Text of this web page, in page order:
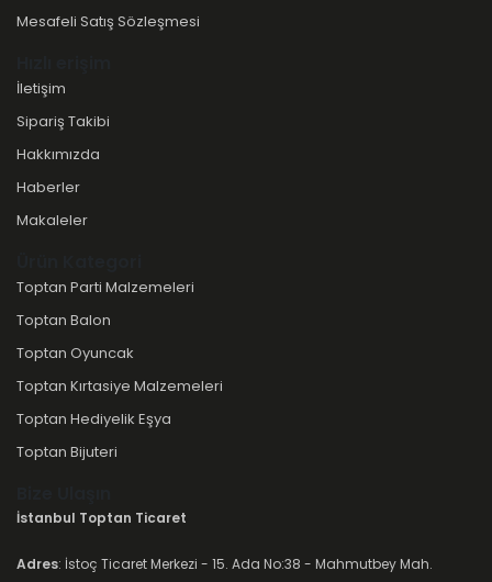
Mesafeli Satış Sözleşmesi
İletişim
Sipariş Takibi
Hakkımızda
Haberler
Makaleler
Toptan Parti Malzemeleri
Toptan Balon
Toptan Oyuncak
Toptan Kırtasiye Malzemeleri
Toptan Hediyelik Eşya
Toptan Bijuteri
İstanbul Toptan Ticaret
Adres: İstoç Ticaret Merkezi - 15. Ada No:38 - Mahmutbey Mah.